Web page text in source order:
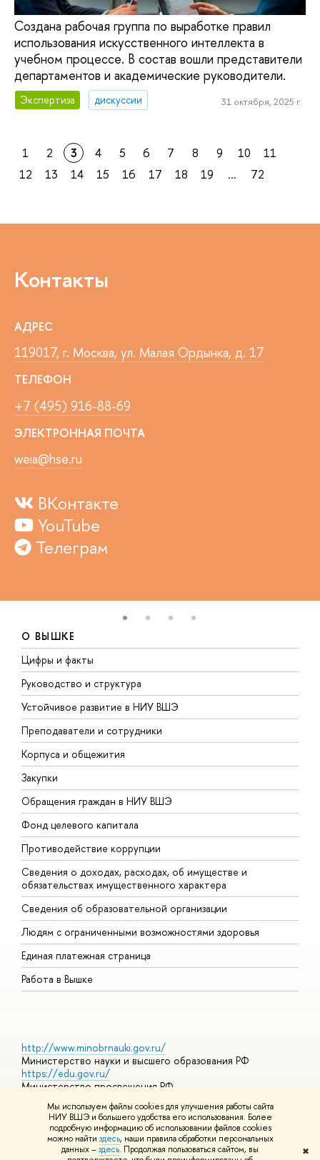
Мы используем файлы cookies для улучшения работы сайта
НИУ ВШЭ и большего удобства его использования. Более
подробную информацию об использовании файлов cookies
можно найти здесь, наши правила обработки персональных
данных –здесь. Продолжая пользоваться сайтом, вы
✖
Создана рабочая группа по выработке правил
использования искусственного интеллекта в
учебном процессе. В состав вошли представители
департаментов и академические руководители.
Экспертиза дискуссии 31 октября, 2025 г.
1 2 3 4 5 6 7 8 9 10
11
12
13 14 15 16 17 18 19 ... 72
Контакты
АДРЕС
119017, г. Москва, ул. Малая Ордынка, д. 17
ТЕЛЕФОН
+7 (495) 916-88-69
ЭЛЕКТРОННАЯ ПОЧТА
weia@hse.ru
ВКонтакте
YouTube
Телеграм
О ВЫШКЕ
Цифры и факты
Руководство и структура
Устойчивое развитие в НИУ ВШЭ
Преподаватели и сотрудники
Корпуса и общежития
Закупки
Обращения граждан в НИУ ВШЭ
Фонд целевого капитала
Противодействие коррупции
Сведения о доходах, расходах, об имуществе и
обязательствах имущественного характера
Сведения об образовательной организации
Людям с ограниченными возможностями здоровья
Единая платежная страница
Работа в Вышке
http://www.minobrnauki.gov.ru/
Министерство науки и высшего образования РФ
https://edu.gov.ru/
Министерство просвещения РФ
https://elearning.hse.ru/mooc
Массовые открытые онлайн-курсы
© НИУ ВШЭ 1993–2026 Адреса и контактыУсловия